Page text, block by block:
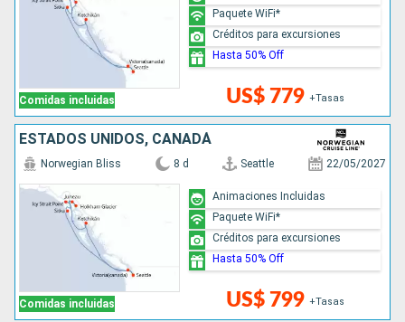
Comidas incluidas US$ 779 +Tasas
Paquete WiFi*
Créditos para excursiones
Hasta 50% Off
ESTADOS UNIDOS, CANADÁ
Comidas incluidas
Norwegian Bliss 8 d Seattle 22/05/2027
US$ 799 +Tasas
Animaciones Incluidas
Paquete WiFi*
Créditos para excursiones
Hasta 50% Off